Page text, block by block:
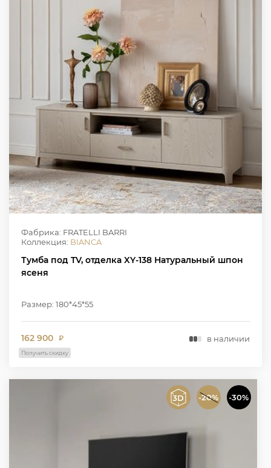
Фабрика: FRATELLI BARRI
Коллекция: BIANCA
Тумба под TV, отделка XY-138 Натуральный шпон
ясеня
Размер: 180*45*55
162 900 ₽ в наличии
Получить скидку
-20% -30%